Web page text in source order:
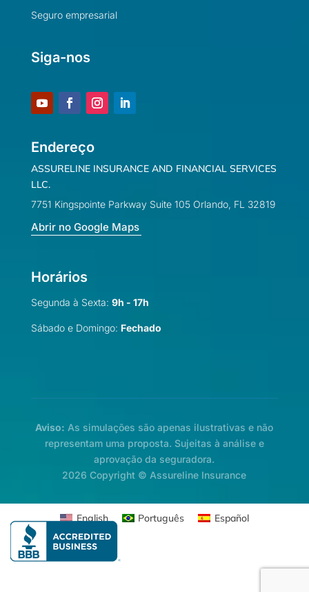
Seguro empresarial
Siga-nos
Endereço
ASSURELINE INSURANCE AND FINANCIAL SERVICES
LLC.
7751 Kingspointe Parkway Suite 105 Orlando, FL 32819
Abrir no Google Maps
Horários
Segunda à Sexta: 9h - 17h
Sábado e Domingo: Fechado
Aviso: As simulações são apenas ilustrativas e não
representam uma proposta. Sujeitas à análise e
aprovação da seguradora.
2026 Copyright © Assureline Insurance
English Português Español